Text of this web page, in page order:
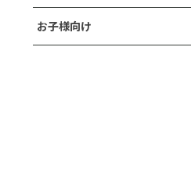
お子様向け